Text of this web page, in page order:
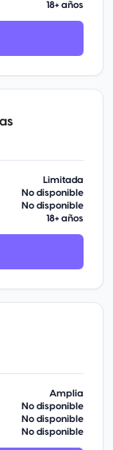
18+ años
Limitada
No disponible
No disponible
18+ años
Amplia
No disponible
No disponible
No disponible